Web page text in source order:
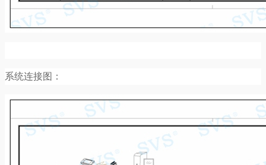
系统连接图：